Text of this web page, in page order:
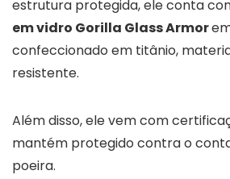
estrutura protegida, ele conta
em vidro Gorilla Glass Armor
confeccionado em titânio,
resistente.
Além disso, ele vem com
mantém protegido contra o
poeira.